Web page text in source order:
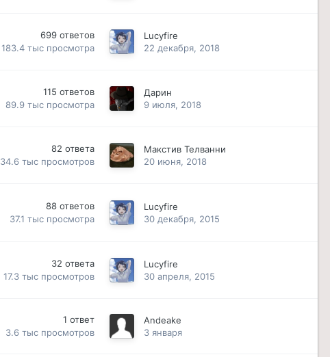
699 ответов
183.4 тыс просмотра
Lucyfire
22 декабря, 2018
115 ответов
89.9 тыс просмотра
Дарин
9 июля, 2018
82 ответа
34.6 тыс просмотров
Макстив Телванни
20 июня, 2018
88 ответов
37.1 тыс просмотра
Lucyfire
30 декабря, 2015
32 ответа
17.3 тыс просмотров
Lucyfire
30 апреля, 2015
1 ответ
3.6 тыс просмотров
Andeake
3 января